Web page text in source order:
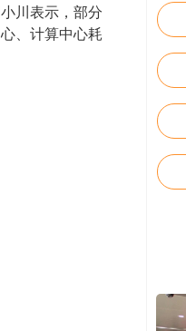
川表示，部分
、计算中心耗